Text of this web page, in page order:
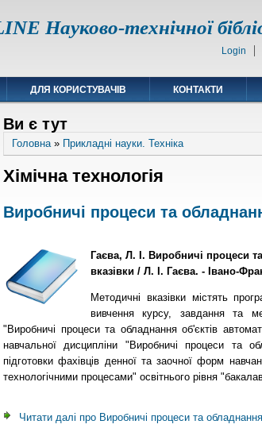
Науково-технічної
Login
ДЛЯ КОРИСТУВАЧІВ КОНТАКТИ
Ви є тут
Головна» Прикладні науки. Техніка
Хімічна технологія
Виробничі процеси та
Гаєва, Л. І. Виробничі процеси
вказівки / Л. І. Гаєва. - Івано-
Методичні вказівки містять
вивчення курсу, завдання та
"Виробничі процеси та обладнання об'єктів
навчальної дисципліни "Виробничі процеси та
підготовки фахівців денної та заочної форм
технологічними процесами" освітнього рівня
Читати далі про Виробничі процеси та обладнання